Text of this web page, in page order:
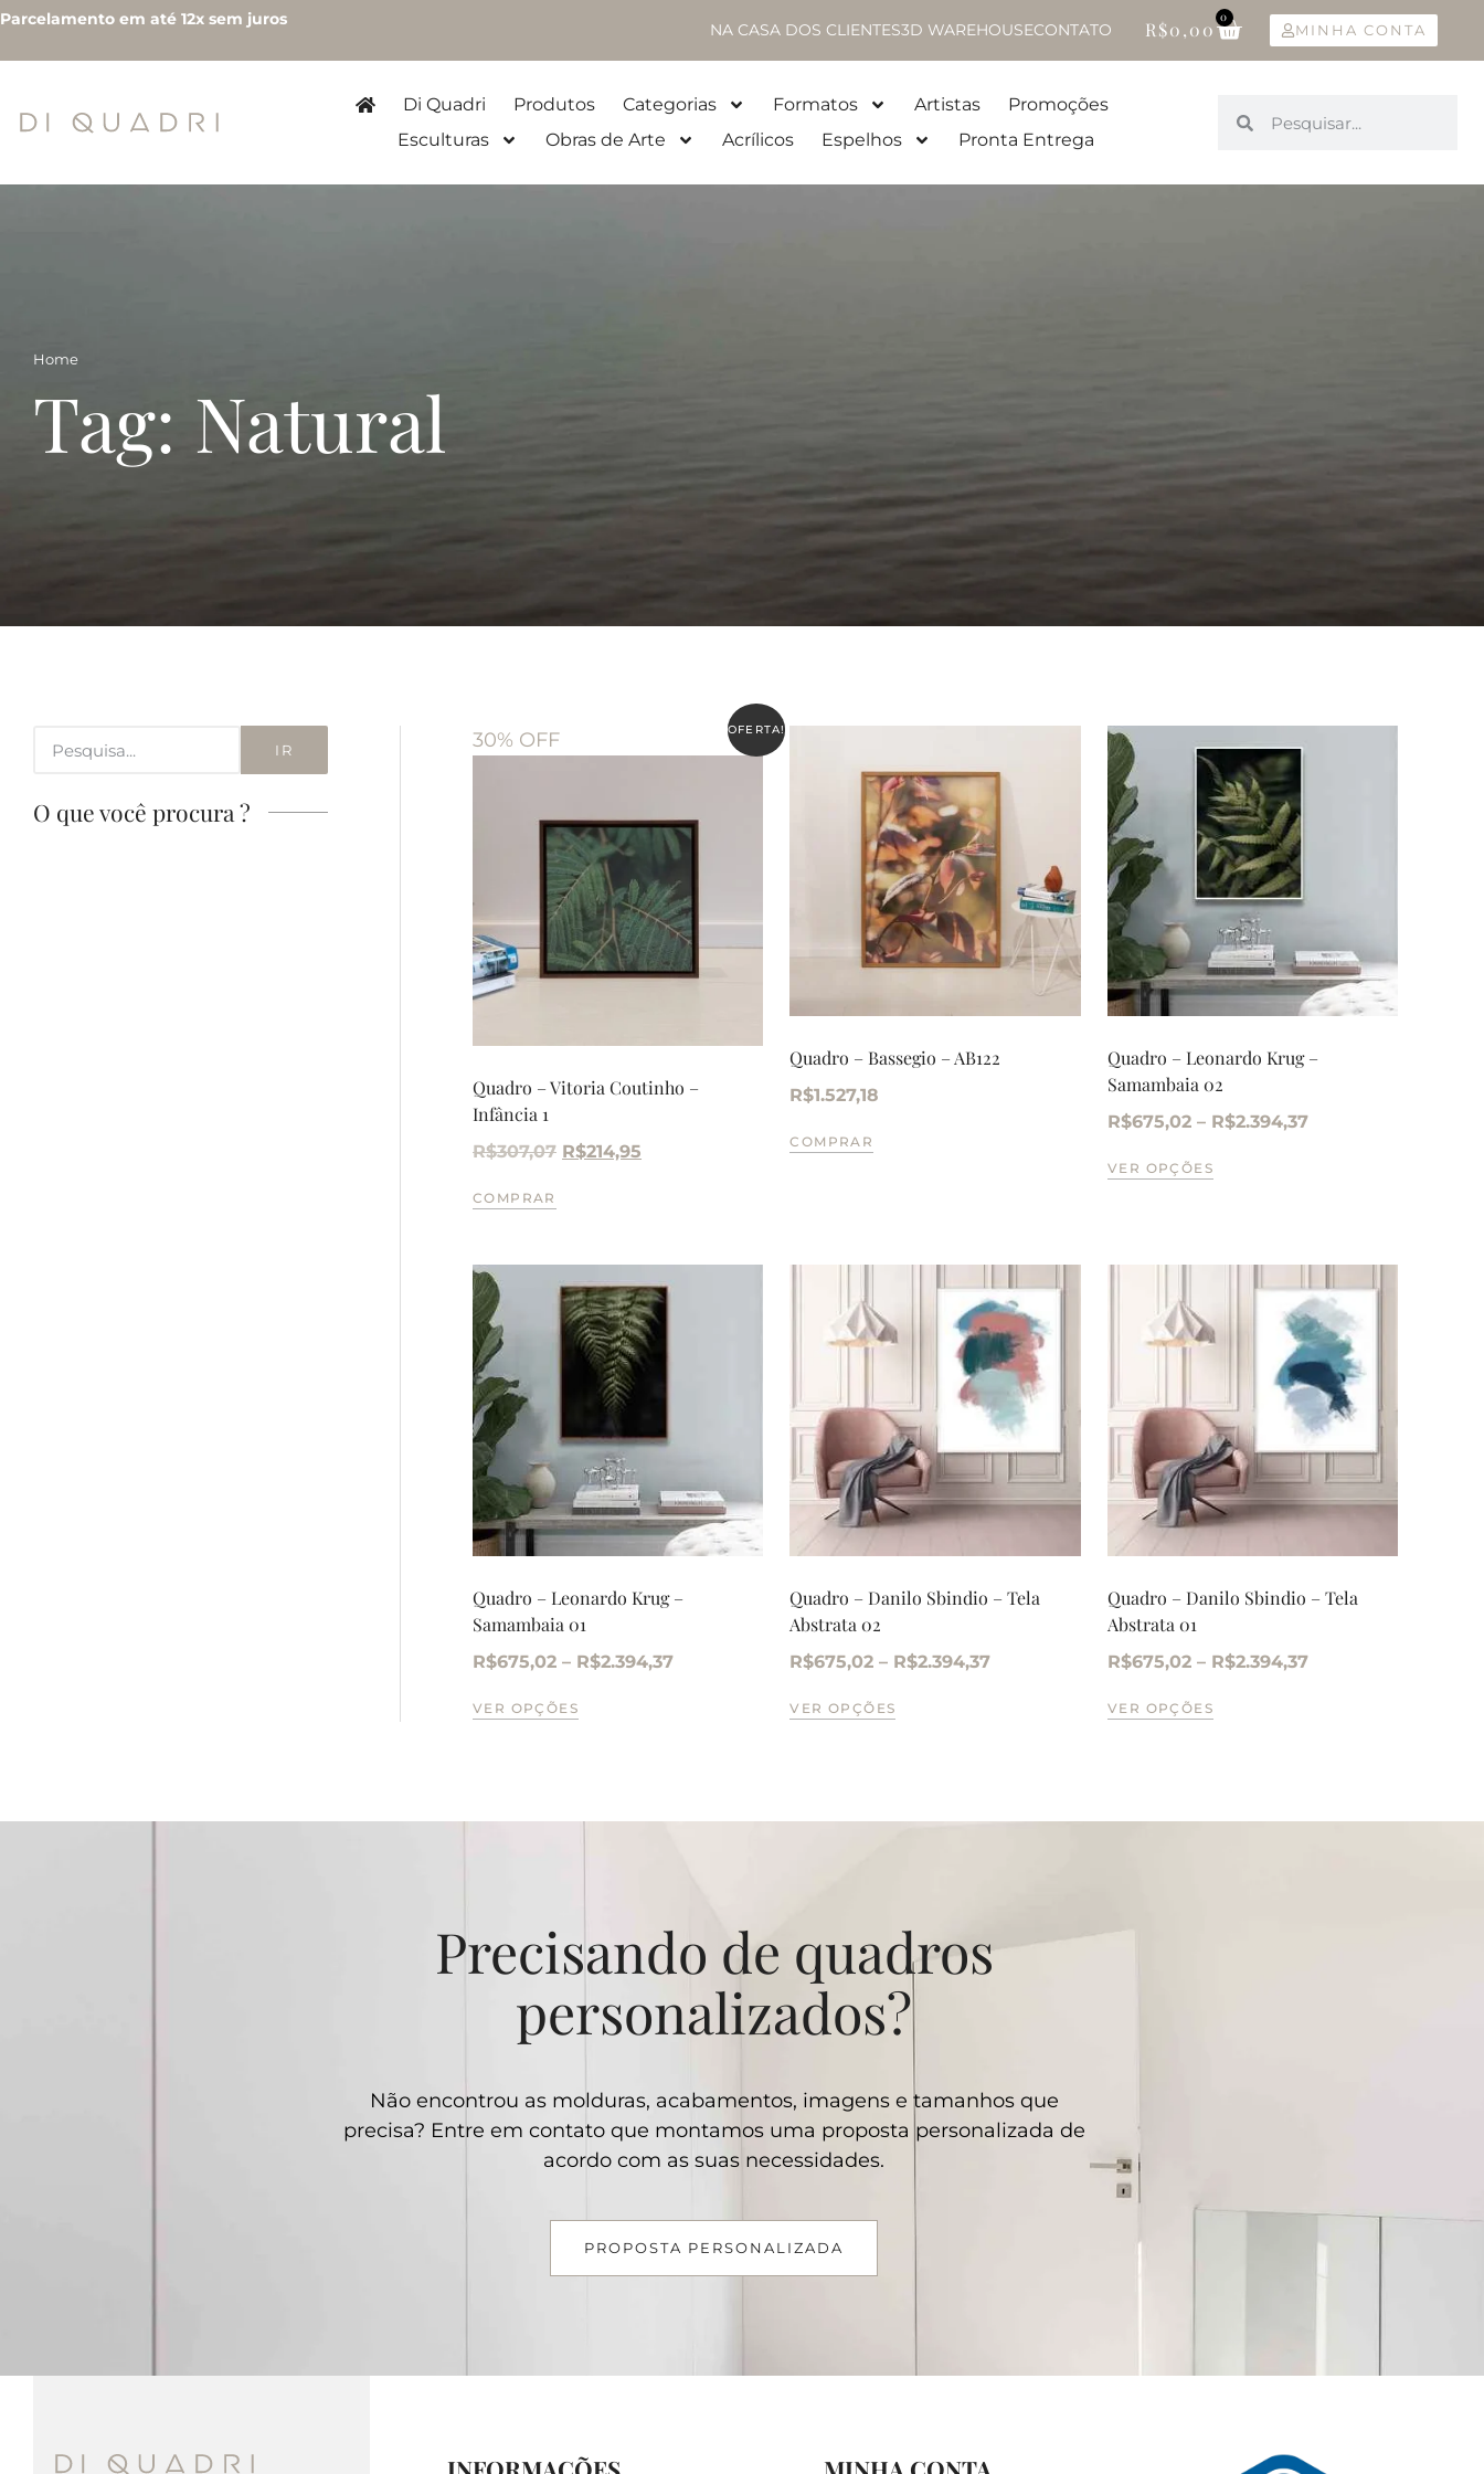
Parcelamento em até 12x sem juros
NA CASA DOS CLIENTES3D WAREHOUSECONTATO R$0,00
0
MINHA CONTA
Di Quadri Produtos Categorias Formatos Artistas
Promoções
Esculturas
Obras de Arte Acrílicos Espelhos Pronta Entrega
Home
Tag: Natural
IR
O que você procura ?
30% OFF OFERTA!
Quadro – Vitoria Coutinho –
Infância 1
R$307,07 R$214,95
COMPRAR
Quadro – Bassegio – AB122
R$1.527,18
COMPRAR
Quadro – Leonardo Krug –
Samambaia 02
R$675,02 – R$2.394,37
VER OPÇÕES
Quadro – Leonardo Krug –
Samambaia 01
R$675,02 – R$2.394,37
VER OPÇÕES
Quadro – Danilo Sbindio – Tela
Abstrata 02
R$675,02 – R$2.394,37
VER OPÇÕES
Quadro – Danilo Sbindio – Tela
Abstrata 01
R$675,02 – R$2.394,37
VER OPÇÕES
Precisando de quadros
personalizados?
Não encontrou as molduras, acabamentos, imagens e tamanhos que
precisa? Entre em contato que montamos uma proposta personalizada de
acordo com as suas necessidades.
PROPOSTA PERSONALIZADA